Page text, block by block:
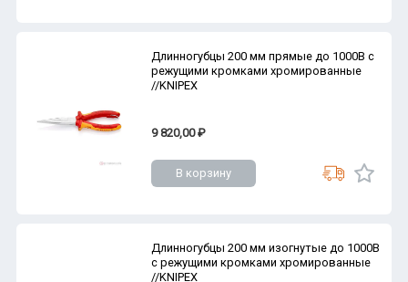
Длинногубцы 200 мм прямые до 1000В с
режущими кромками хромированные
//KNIPEX
9 820,00 ₽
В корзину
Длинногубцы 200 мм изогнутые до 1000В
с режущими кромками хромированные
//KNIPEX